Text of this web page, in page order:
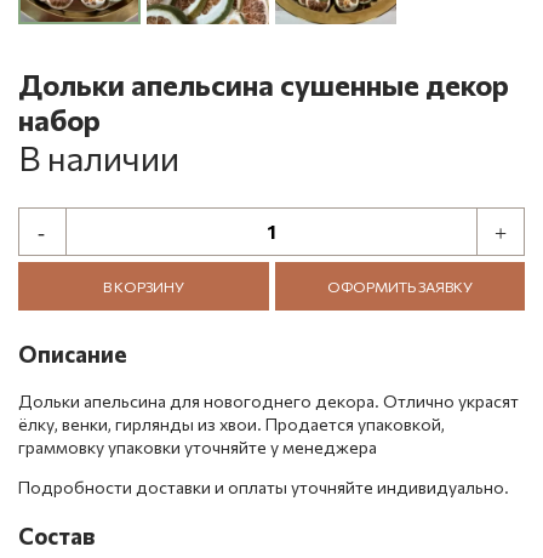
Дольки апельсина сушенные декор
набор
В наличии
В КОРЗИНУ ОФОРМИТЬ ЗАЯВКУ
Описание
Дольки апельсина для новогоднего декора. Отлично украсят
ёлку, венки, гирлянды из хвои. Продается упаковкой,
граммовку упаковки уточняйте у менеджера
Подробности доставки и оплаты уточняйте индивидуально.
Состав